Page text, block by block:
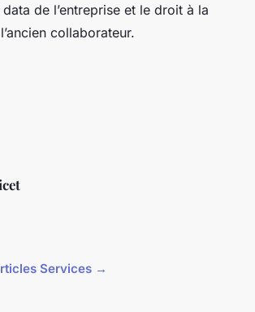
de l’entreprise et le droit à la
collaborateur.
Services →